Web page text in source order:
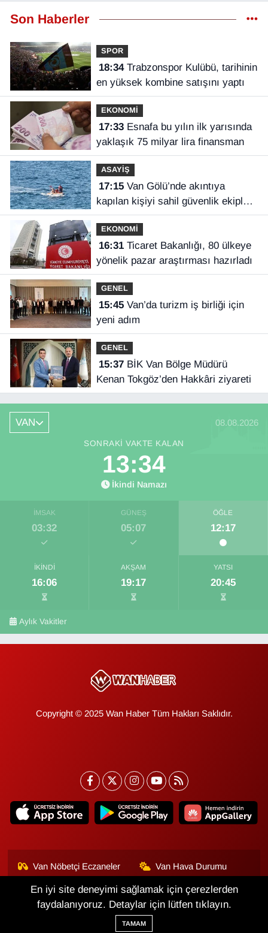
Son Haberler
SPOR
18:34Trabzonspor Kulübü, tarihinin
en yüksek kombine satışını yaptı
EKONOMİ
17:33Esnafa bu yılın ilk yarısında
yaklaşık 75 milyar lira finansman
ASAYİŞ
17:15Van Gölü’nde akıntıya
kapılan kişiyi sahil güvenlik ekipleri
kurtardı
EKONOMİ
16:31Ticaret Bakanlığı, 80 ülkeye
yönelik pazar araştırması hazırladı
GENEL
15:45Van’da turizm iş birliği için
yeni adım
GENEL
15:37BİK Van Bölge Müdürü
Kenan Tokgöz’den Hakkâri ziyareti
VAN 08.08.2026
SONRAKI VAKTE KALAN
13:33
İkindi Namazı
İMSAK
03:32
GÜNEŞ
05:07
ÖĞLE
12:17
İKINDI
16:06
AKŞAM
19:17
YATSI
20:45
Aylık Vakitler
Copyright © 2025 Wan Haber Tüm Hakları Saklıdır.
Van Nöbetçi Eczaneler Van Hava Durumu
Van Namaz Vakitleri
Van Trafik Yoğunluk
Haritası
Puan Durumu ve Fikstür
En iyi site deneyimi sağlamak için çerezlerden
faydalanıyoruz. Detaylar için lütfen tıklayın.
TAMAM